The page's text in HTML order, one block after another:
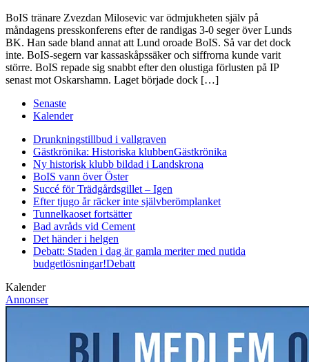
BoIS tränare Zvezdan Milosevic var ödmjukheten själv på
måndagens presskonferens efter de randigas 3-0 seger över Lunds
BK. Han sade bland annat att Lund oroade BoIS. Så var det dock
inte. BoIS-segern var kassaskåpssäker och siffrorna kunde varit
större. BoIS repade sig snabbt efter den olustiga förlusten på IP
senast mot Oskarshamn. Laget började dock […]
Senaste
Kalender
Drunkningstillbud i vallgraven
Gästkrönika: Historiska klubbenGästkrönika
Ny historisk klubb bildad i Landskrona
BoIS vann över Öster
Succé för Trädgårdsgillet – Igen
Efter tjugo år räcker inte självberömplanket
Tunnelkaoset fortsätter
Bad avråds vid Cement
Det händer i helgen
Debatt: Staden i dag är gamla meriter med nutida
budgetlösningar!Debatt
Kalender
Annonser